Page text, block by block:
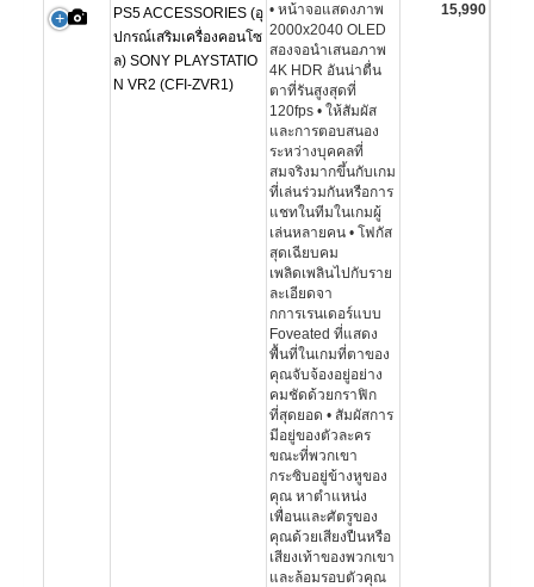
PS5 ACCESSORIES (อุ
ปกรณ์เสริมเครื่องคอนโซ
ล) SONY PLAYSTATIO
N VR2 (CFI-ZVR1)
• หน้าจอแสดงภาพ
2000x2040 OLED
สองจอนำเสนอภาพ
4K HDR อันน่าตื่น
ตาที่รันสูงสุดที่
120fps • ให้สัมผัส
และการตอบสนอง
ระหว่างบุคคลที่
สมจริงมากขึ้นกับเกม
ที่เล่นร่วมกันหรือการ
แชทในทีมในเกมผู้
เล่นหลายคน • โฟกัส
สุดเฉียบคม
เพลิดเพลินไปกับราย
ละเอียดจา
กการเรนเดอร์แบบ
Foveated ที่แสดง
พื้นที่ในเกมที่ตาของ
คุณจับจ้องอยู่อย่าง
คมชัดด้วยกราฟิก
ที่สุดยอด • สัมผัสการ
มีอยู่ของตัวละคร
ขณะที่พวกเขา
กระซิบอยู่ข้างหูของ
คุณ หาตำแหน่ง
เพื่อนและศัตรูของ
คุณด้วยเสียงปืนหรือ
เสียงเท้าของพวกเขา
และล้อมรอบตัวคุณ
15,990